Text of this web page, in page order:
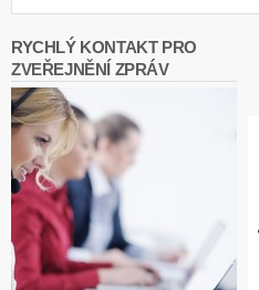
RYCHLÝ KONTAKT PRO
ZVEŘEJNĚNÍ ZPRÁV